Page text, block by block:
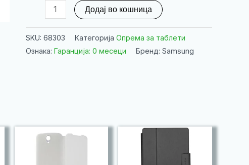
Samsung
Додај во кошница
SKU: 68303 Категорија Опрема за таблети
Ознака: Гаранција: 0 месеци Бренд: Samsung